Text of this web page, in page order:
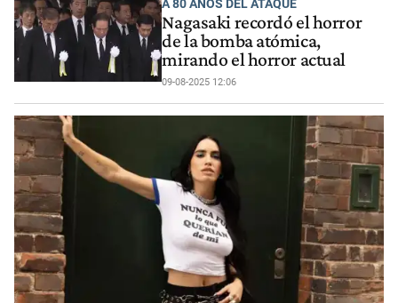
A 80 AÑOS DEL ATAQUE
Nagasaki recordó el horror
de la bomba atómica,
mirando el horror actual
09-08-2025 12:06